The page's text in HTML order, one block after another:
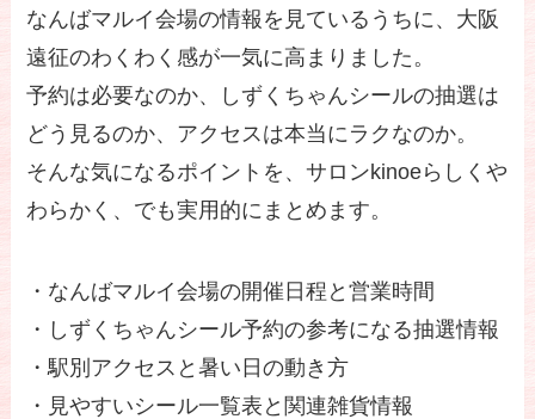
なんばマルイ会場の情報を見ているうちに、大阪
遠征のわくわく感が一気に高まりました。
予約は必要なのか、しずくちゃんシールの抽選は
どう見るのか、アクセスは本当にラクなのか。
そんな気になるポイントを、サロンkinoeらしくや
わらかく、でも実用的にまとめます。
・なんばマルイ会場の開催日程と営業時間
・しずくちゃんシール予約の参考になる抽選情報
・駅別アクセスと暑い日の動き方
・見やすいシール一覧表と関連雑貨情報